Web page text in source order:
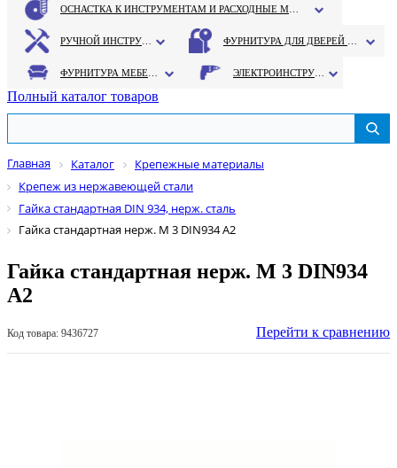
Полный каталог товаров
Главная Каталог
Крепежные материалы
Крепеж из нержавеющей стали
Гайка стандартная DIN 934, нерж. сталь
Гайка стандартная нерж. М 3 DIN934 А2
Гайка стандартная нерж. М 3 DIN934
А2
Код товара: 9436727 Перейти к сравнению